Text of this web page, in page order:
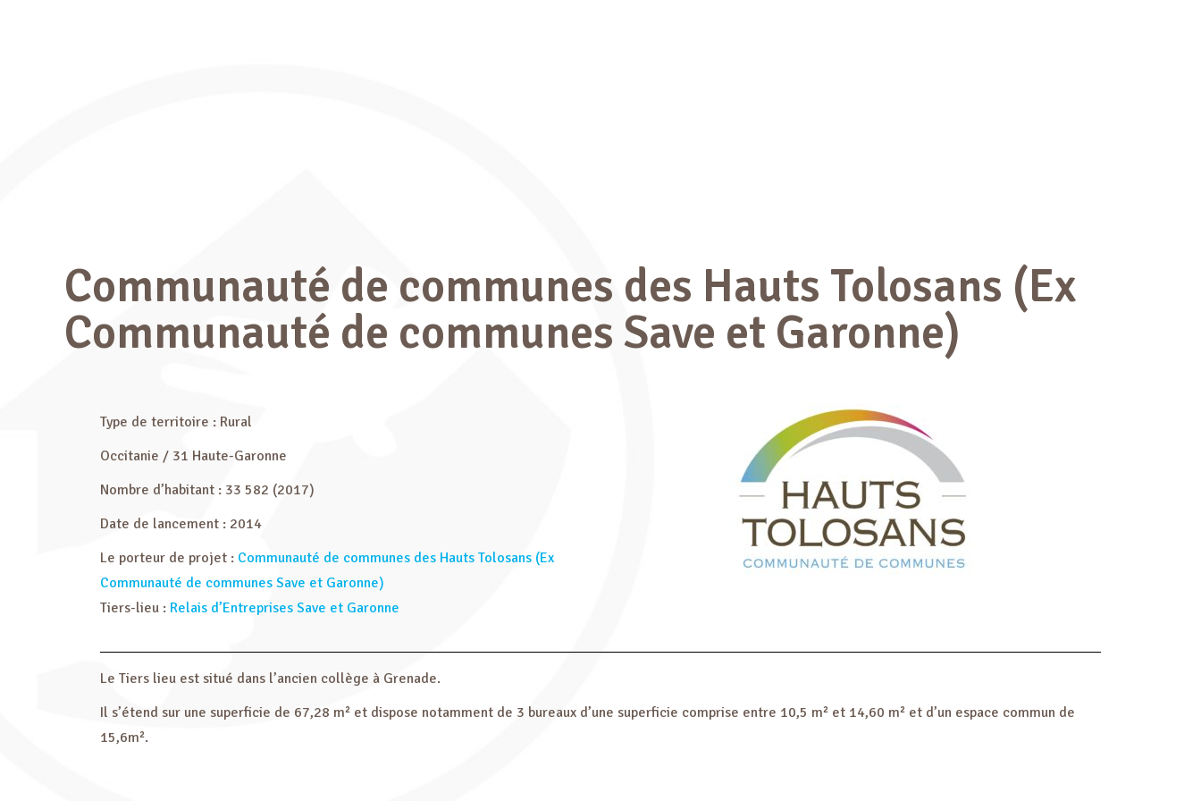
Communauté de communes des Hauts Tolosans (Ex
Communauté de communes Save et Garonne)
Type de territoire : Rural
Occitanie / 31 Haute-Garonne
Nombre d’habitant : 33 582 (2017)
Date de lancement : 2014
Le porteur de projet : Communauté de communes des Hauts Tolosans (Ex
Communauté de communes Save et Garonne)
Tiers-lieu : Relais d’Entreprises Save et Garonne
Le Tiers lieu est situé dans l’ancien collège à Grenade.
Il s’étend sur une superficie de 67,28 m² et dispose notamment de 3 bureaux d’une superficie comprise entre 10,5 m² et 14,60 m² et d’un espace commun de
15,6m².